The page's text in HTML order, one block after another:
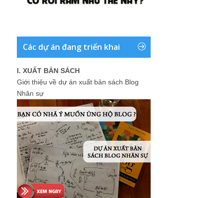
Các dự án đang triển khai
I. XUẤT BẢN SÁCH
Giới thiệu về dự án xuất bản sách Blog
Nhân sự